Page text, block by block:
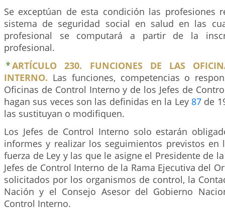
Se exceptúan de esta condición las profesiones
sistema de seguridad social en salud en las
profesional se computará a partir de la
profesional.
ARTÍCULO 230. FUNCIONES DE LAS
INTERNO. Las funciones, competencias o
Oficinas de Control Interno y de los Jefes de
hagan sus veces son las definidas en la Ley 87 de
las sustituyan o modifiquen.
Los Jefes de Control Interno solo estarán
informes y realizar los seguimientos previstos en
fuerza de Ley y las que le asigne el Presidente de
Jefes de Control Interno de la Rama Ejecutiva del
solicitados por los organismos de control, la
Nación y el Consejo Asesor del Gobierno
Control Interno.